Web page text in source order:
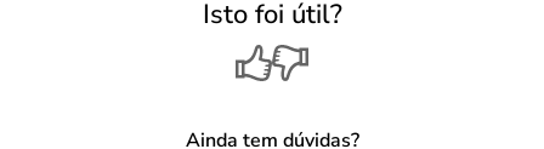
Isto foi útil?
Ainda tem dúvidas?